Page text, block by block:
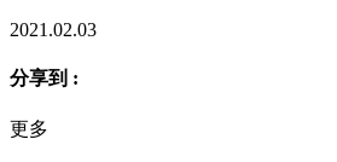
2021.02.03
分享到 :
更多